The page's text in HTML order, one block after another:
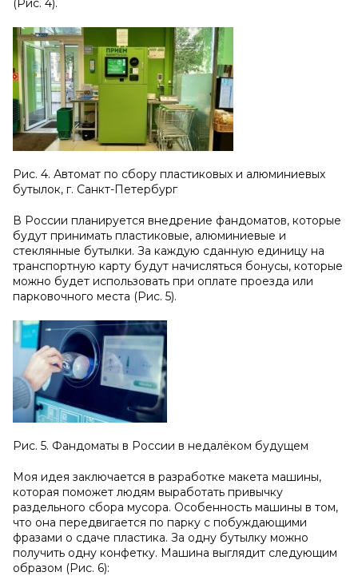
(Рис. 4).
Рис. 4. Автомат по сбору пластиковых и алюминиевых
бутылок, г. Санкт-Петербург
В России планируется внедрение фандоматов, которые
будут принимать пластиковые, алюминиевые и
стеклянные бутылки. За каждую сданную единицу на
транспортную карту будут начисляться бонусы, которые
можно будет использовать при оплате проезда или
парковочного места (Рис. 5).
Рис. 5. Фандоматы в России в недалёком будущем
Моя идея заключается в разработке макета машины,
которая поможет людям выработать привычку
раздельного сбора мусора. Особенность машины в том,
что она передвигается по парку с побуждающими
фразами о сдаче пластика. За одну бутылку можно
получить одну конфетку. Машина выглядит следующим
образом (Рис. 6):